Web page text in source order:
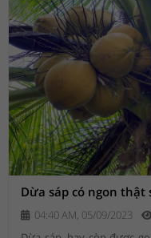
Dừa sáp có ngon
04:40 AM, 05/09/2023